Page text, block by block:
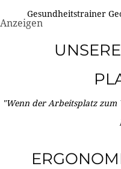
Gesundheitstrainer
Anzeigen
"Wenn der Arbeitsplatz